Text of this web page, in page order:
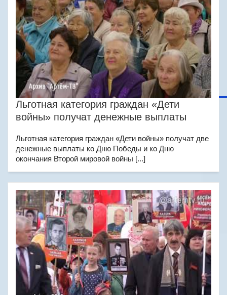
Льготная категория граждан «Дети
войны» получат денежные выплаты
Льготная категория граждан «Дети войны» получат две
денежные выплаты ко Дню Победы и ко Дню
окончания Второй мировой войны [...]